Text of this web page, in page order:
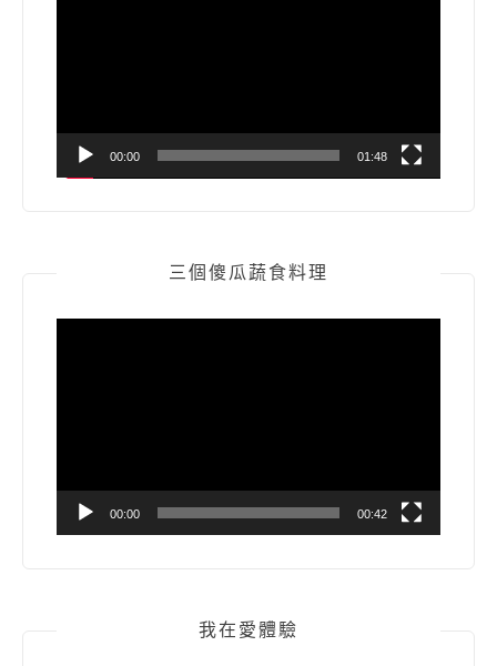
00:00 01:48
三個傻瓜蔬食料理
00:00 00:42
我在愛體驗